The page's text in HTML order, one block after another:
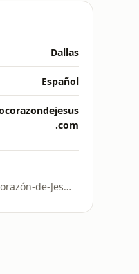
Dallas
Español
.com
@Comunidad-Sagrado-Corazón-de-Jesús-122632761654130